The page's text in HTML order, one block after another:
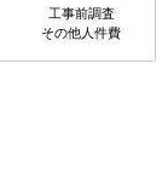
工事前調査
その他人件費